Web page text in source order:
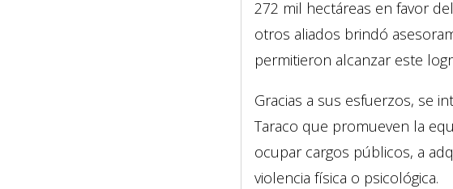
272 mil hectáreas en favor
otros aliados brindó
permitieron alcanzar este
Gracias a sus esfuerzos, se
Taraco que promueven la
ocupar cargos públicos, a
violencia física o psicológica.